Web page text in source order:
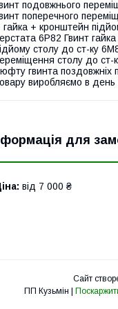
подовжнього
поперечного
гайка + кронштейн
6Р82 Гвинт
столу до ст-ку
столу до ст-
гвинта поздовжніх
виробляємо в день
для
від 7 000 ₴
Сайт
ПП Кузьмін |